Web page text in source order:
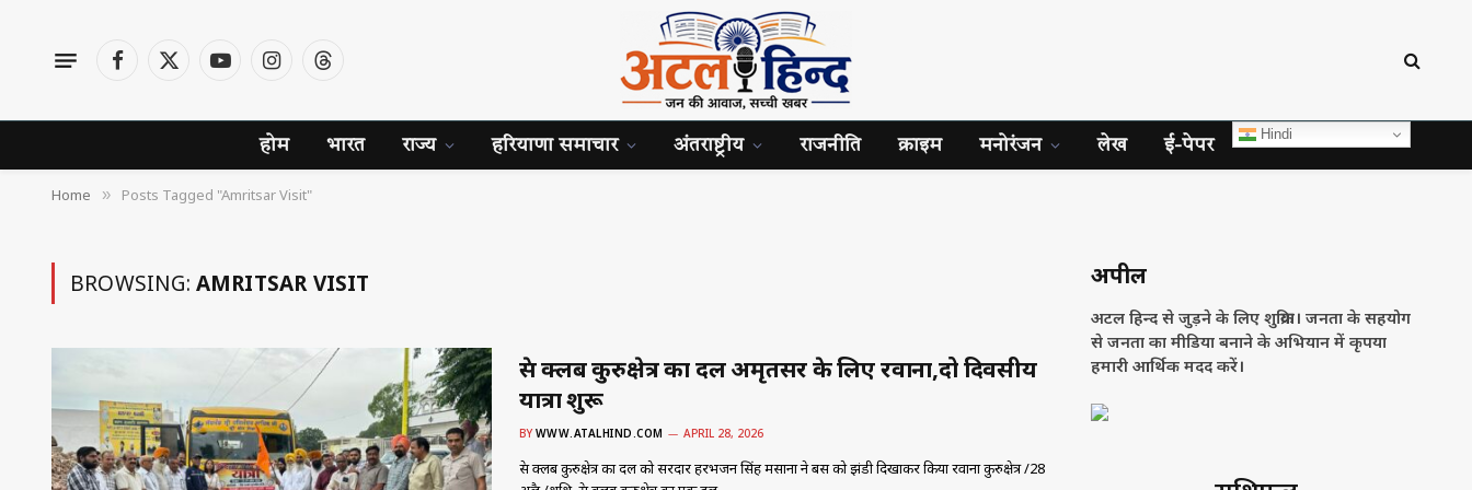
Facebook
X
YouTubeInstagramThreads
होम भारत राज्य हरियाणा समाचार अंतराष्ट्रीय राजनीति क्राइम मनोरंजन लेख ई-पेपर
Hindi
Home » Posts Tagged "Amritsar Visit"
BROWSING: AMRITSAR VISIT
प्रेस क्लब कुरुक्षेत्र का दल अमृतसर के लिए रवाना,दो दिवसीय
यात्रा शुरू
BY WWW.ATALHIND.COM APRIL 28, 2026
प्रेस क्लब कुरुक्षेत्र का दल को सरदार हरभजन सिंह मसाना ने बस को झंडी दिखाकर किया रवाना कुरुक्षेत्र /28
अपील
अटल हिन्द से जुड़ने के लिए शुक्रिया। जनता के सहयोग
से जनता का मीडिया बनाने के अभियान में कृपया
हमारी आर्थिक मदद करें।